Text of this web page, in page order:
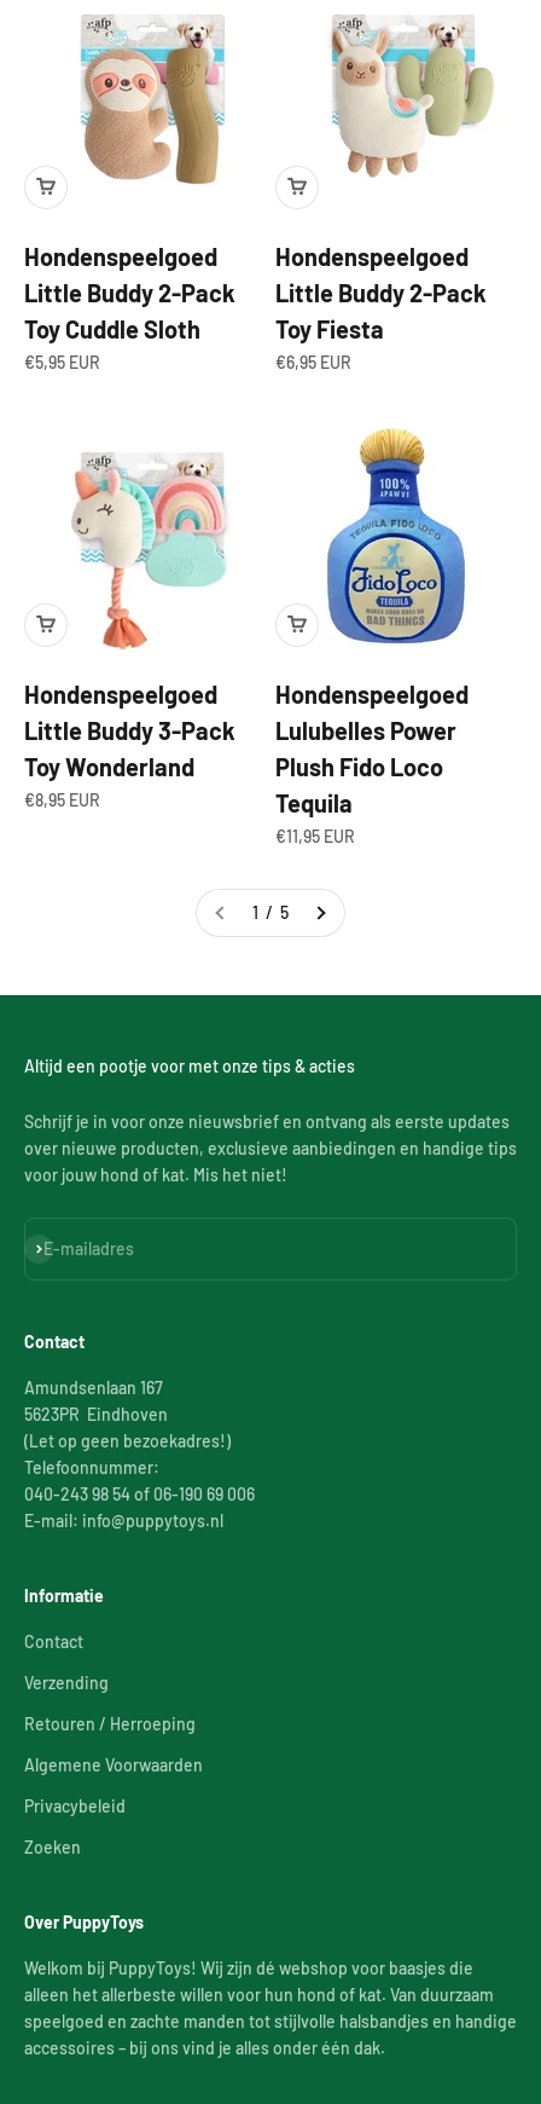
Hondenspeelgoed
Little Buddy 2-Pack
Toy Cuddle Sloth
Aanbiedingsprijs
€5,95 EUR
Hondenspeelgoed
Little Buddy 2-Pack
Toy Fiesta
Aanbiedingsprijs
€6,95 EUR
Hondenspeelgoed
Little Buddy 3-Pack
Toy Wonderland
Aanbiedingsprijs
€8,95 EUR
Hondenspeelgoed
Lulubelles Power
Plush Fido Loco
Tequila
Aanbiedingsprijs
€11,95 EUR
1 / 5
Altijd een pootje voor met onze tips & acties
Schrijf je in voor onze nieuwsbrief en ontvang als eerste updates
over nieuwe producten, exclusieve aanbiedingen en handige tips
voor jouw hond of kat. Mis het niet!
E-mailadres
Abonneren
Contact
Amundsenlaan 167
5623PR Eindhoven
(Let op geen bezoekadres!)
Telefoonnummer:
040-243 98 54 of 06-190 69 006
E-mail: info@puppytoys.nl
Informatie
Contact
Verzending
Retouren / Herroeping
Algemene Voorwaarden
Privacybeleid
Zoeken
Over PuppyToys
Welkom bij PuppyToys! Wij zijn dé webshop voor baasjes die
alleen het allerbeste willen voor hun hond of kat. Van duurzaam
speelgoed en zachte manden tot stijlvolle halsbandjes en handige
accessoires – bij ons vind je alles onder één dak.